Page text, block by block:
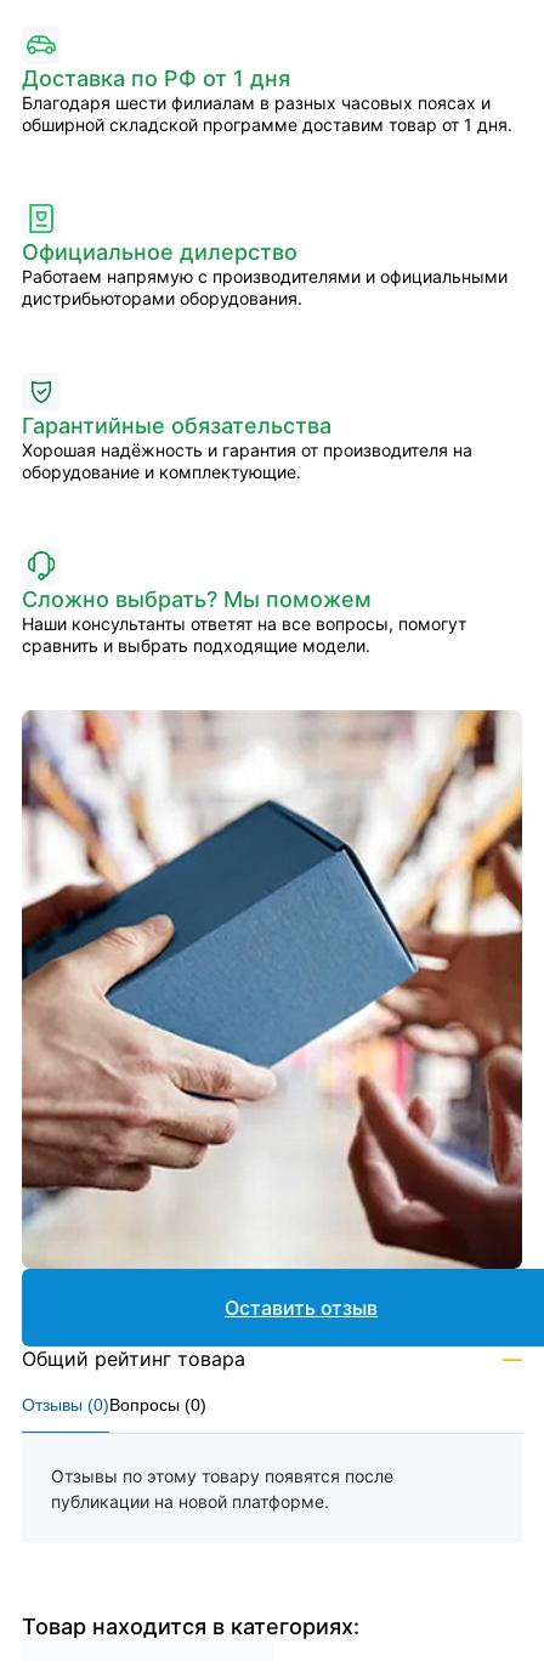
Доставка по РФ от 1 дня
Благодаря шести филиалам в разных часовых поясах и
обширной складской программе доставим товар от 1 дня.
Официальное дилерство
Работаем напрямую с производителями и официальными
дистрибьюторами оборудования.
Гарантийные обязательства
Хорошая надёжность и гарантия от производителя на
оборудование и комплектующие.
Сложно выбрать? Мы поможем
Наши консультанты ответят на все вопросы, помогут
сравнить и выбрать подходящие модели.
Отзывы (0)Вопросы (0)
Отзывы по этому товару появятся после
публикации на новой платформе.
Оставить отзыв
Общий рейтинг товара —
Товар находится в категориях: